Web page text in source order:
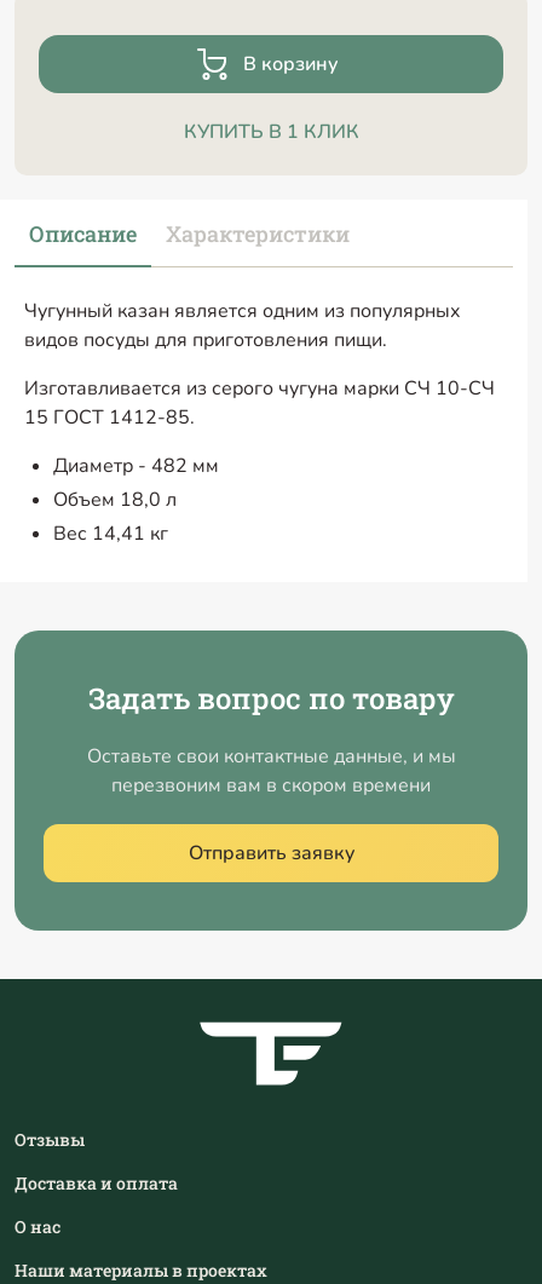
В корзину
КУПИТЬ В 1 КЛИК
Описание Характеристики
Чугунный казан является одним из популярных
видов посуды для приготовления пищи.
Изготавливается из серого чугуна марки СЧ 10-СЧ
15 ГОСТ 1412-85.
Диаметр - 482 мм
Объем 18,0 л
Вес 14,41 кг
Задать вопрос по товару
Оставьте свои контактные данные, и мы
перезвоним вам в скором времени
Отправить заявку
Отзывы
Доставка и оплата
О нас
Наши материалы в проектах